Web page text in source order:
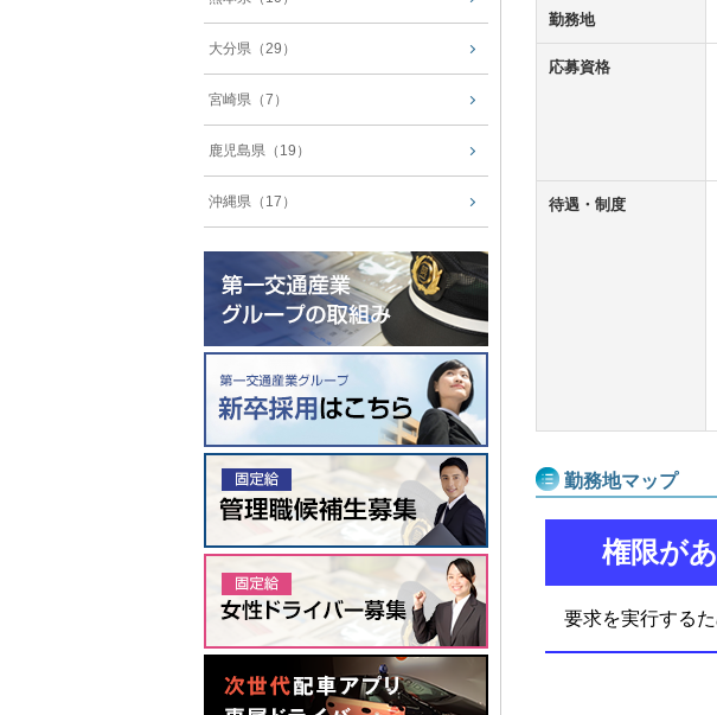
勤務地
応募資格
待遇・制度
勤務地マップ
大分県（29）
宮崎県（7）
鹿児島県（19）
沖縄県（17）